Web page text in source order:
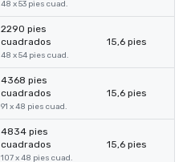
48 x 53 pies cuad.
2290 pies
cuadrados
48 x 54 pies cuad.
15,6 pies
4368 pies
cuadrados
91 x 48 pies cuad.
15,6 pies
4834 pies
cuadrados
107 x 48 pies cuad.
15,6 pies